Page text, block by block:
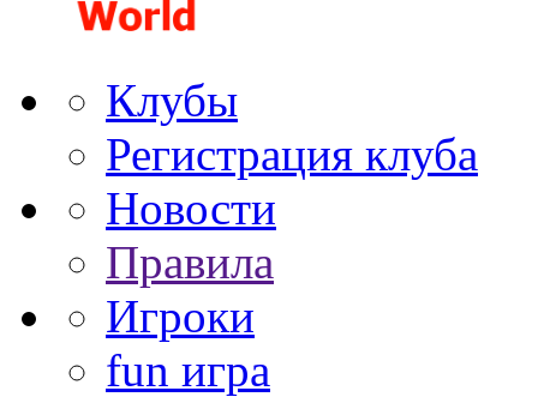
Клубы
Регистрация клуба
Новости
Правила
Игроки
fun игра